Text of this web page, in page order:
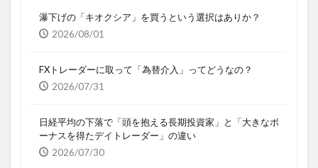
瀑下げの「キオクシア」を買うという選択はありか？
2026/08/01
FXトレーダーに取って「為替介入」ってどうなの？
2026/07/31
日経平均の下落で「頭を抱える長期投資家」と「大きなボ
ーナスを得たデイトレーダー」の違い
2026/07/30